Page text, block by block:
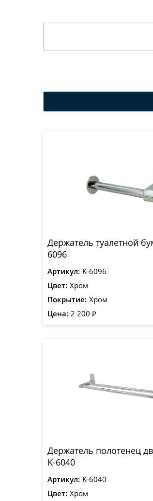
Держатель туалетной
6096
Артикул: K-6096
Цвет: Хром
Покрытие: Хром
Цена: 2 200 ₽
Держатель полотенец
K-6040
Артикул: K-6040
Цвет: Хром